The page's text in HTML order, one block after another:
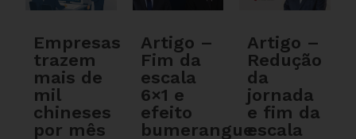
Empresas
trazem
mais de
mil
chineses
por mês
Artigo –
Fim da
escala
6×1 e
efeito
bumerangue
Artigo –
Redução
da
jornada
e fim da
escala